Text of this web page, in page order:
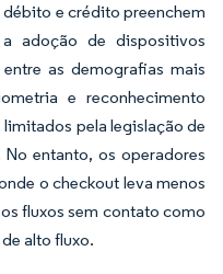
e crédito preenchem
adoção de dispositivos
as demografias mais
e reconhecimento
pela legislação de
entanto, os operadores
o checkout leva menos
fluxos sem contato como
alto fluxo.